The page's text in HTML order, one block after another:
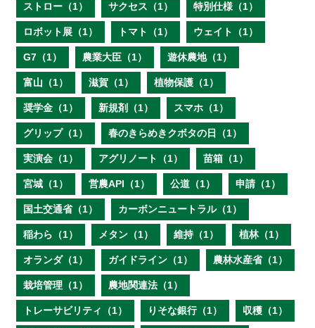
ストロー（1） サクセス（1） 特別仕様（1）
ロボット展（1） トマト（1） ウェイト（1）
G7（1） 農業大臣（1） 遊休農地（1）
富山（1） 滋賀（1） 植物保護（1）
奨学金（1） 新規剤（1） スマホ（1）
グリップ（1） 春のきらめきクボタの日（1）
実演会（1） アグリノート（1） 苗箱（1）
宮城（1） 営農API（1） 公道（1） 申請（1）
国土交通省（1） カーボンニュートラル（1）
稲わら（1） メタン（1） 維持（1） 植林（1）
オランダ（1） ガイドライン（1） 農林水産省（1）
栽培管理（1） 農地関連法（1）
トレーサビリティ（1） りそな銀行（1） 収穫（1）